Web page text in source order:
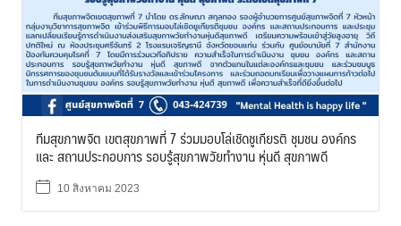
ทีมสุขภาพจิต เขตสุขภาพที่ 7 ร่วมมอบโล่เชิดชูเกียรติ ชุมชน องค์กร
และ สถานประกอบการ รอบรู้สุขภาพวัยทำงาน หุ่นดี สุขภาพดี
10 สิงหาคม 2023